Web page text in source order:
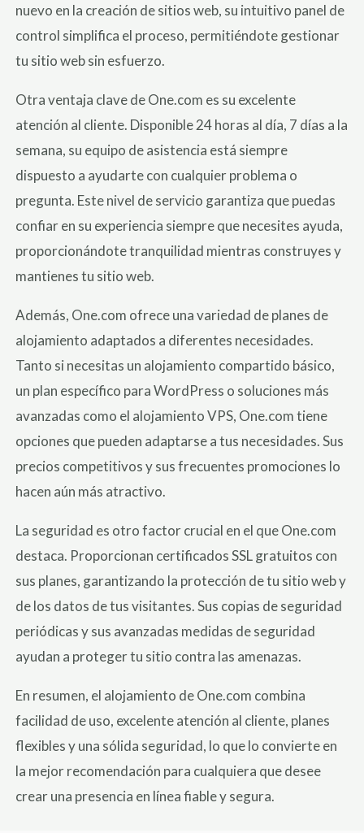
nuevo en la creación de sitios web, su intuitivo panel de
control simplifica el proceso, permitiéndote gestionar
tu sitio web sin esfuerzo.
Otra ventaja clave de One.com es su excelente
atención al cliente. Disponible 24 horas al día, 7 días a la
semana, su equipo de asistencia está siempre
dispuesto a ayudarte con cualquier problema o
pregunta. Este nivel de servicio garantiza que puedas
confiar en su experiencia siempre que necesites ayuda,
proporcionándote tranquilidad mientras construyes y
mantienes tu sitio web.
Además, One.com ofrece una variedad de planes de
alojamiento adaptados a diferentes necesidades.
Tanto si necesitas un alojamiento compartido básico,
un plan específico para WordPress o soluciones más
avanzadas como el alojamiento VPS, One.com tiene
opciones que pueden adaptarse a tus necesidades. Sus
precios competitivos y sus frecuentes promociones lo
hacen aún más atractivo.
La seguridad es otro factor crucial en el que One.com
destaca. Proporcionan certificados SSL gratuitos con
sus planes, garantizando la protección de tu sitio web y
de los datos de tus visitantes. Sus copias de seguridad
periódicas y sus avanzadas medidas de seguridad
ayudan a proteger tu sitio contra las amenazas.
En resumen, el alojamiento de One.com combina
facilidad de uso, excelente atención al cliente, planes
flexibles y una sólida seguridad, lo que lo convierte en
la mejor recomendación para cualquiera que desee
crear una presencia en línea fiable y segura.